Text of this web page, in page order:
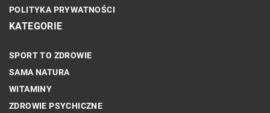
POLITYKA PRYWATNOŚCI
KATEGORIE
SPORT TO ZDROWIE
SAMA NATURA
WITAMINY
ZDROWIE PSYCHICZNE